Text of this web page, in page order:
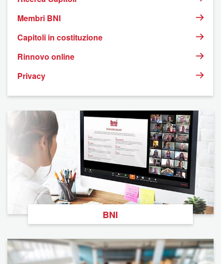
Membri BNI
Capitoli in costituzione
Rinnovo online
Privacy
BNI